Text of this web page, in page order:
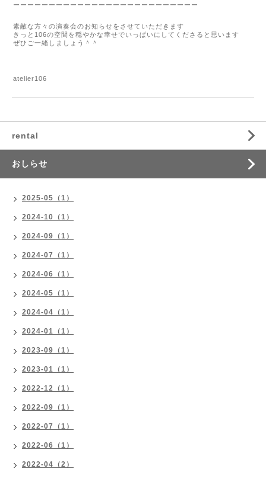
ーーーーーーーーーーーーーーーーーーーーーーーーーー
素敵な方々の演奏会のお知らせをさせていただきます
きっと 106の空間を穏やかな幸せでいっぱいにしてくださると思います
ぜひご一緒しましょう＾＾
atelier106
rental
おしらせ
2025-05（1）
2024-10（1）
2024-09（1）
2024-07（1）
2024-06（1）
2024-05（1）
2024-04（1）
2024-01（1）
2023-09（1）
2023-01（1）
2022-12（1）
2022-09（1）
2022-07（1）
2022-06（1）
2022-04（2）